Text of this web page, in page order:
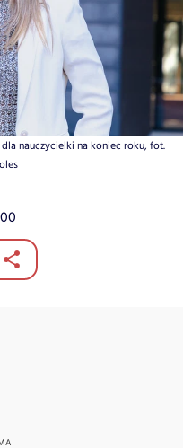
nauczycielki na koniec roku, fot.